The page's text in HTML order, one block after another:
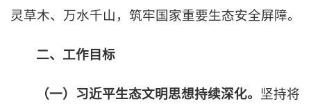
灵草木、万水千山，筑牢国家重要生态安全屏障。
二、工作目标
（一）习近平生态文明思想持续深化。 坚持将